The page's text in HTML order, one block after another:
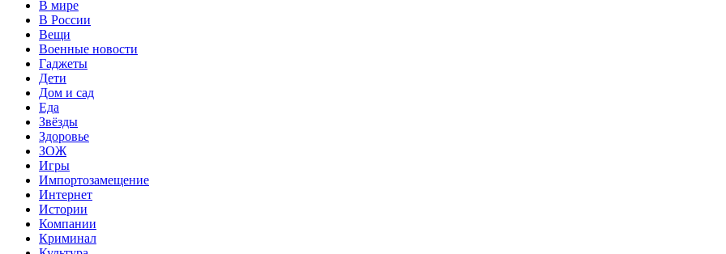
В мире
В России
Вещи
Военные новости
Гаджеты
Дети
Дом и сад
Еда
Звёзды
Здоровье
ЗОЖ
Игры
Импортозамещение
Интернет
Истории
Компании
Криминал